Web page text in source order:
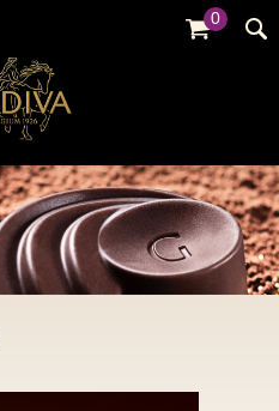
0
全部
品牌活動
全部
暢銷系列
金裝禮盒
松露禮盒
全部
牛奶巧克力
白巧克力
綜合巧克力
婚禮系列
GODIVA故事
GODIVA品質承諾
GODIVA大師團隊